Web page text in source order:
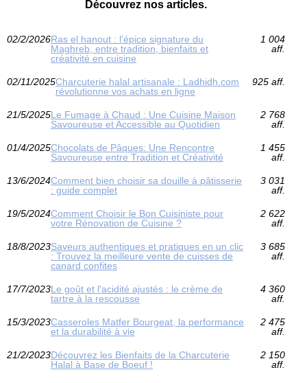
Découvrez nos articles.
02/2/2026Ras el hanout : l’épice signature du
Maghreb, entre tradition, bienfaits et
créativité en cuisine
1 004
aff.
02/11/2025Charcuterie halal artisanale : Ladhidh.com
révolutionne vos achats en ligne
925 aff.
21/5/2025Le Fumage à Chaud : Une Cuisine Maison
Savoureuse et Accessible au Quotidien
2 768
aff.
01/4/2025Chocolats de Pâques: Une Rencontre
Savoureuse entre Tradition et Créativité
1 455
aff.
13/6/2024Comment bien choisir sa douille à pâtisserie
: guide complet
3 031
aff.
19/5/2024Comment Choisir le Bon Cuisiniste pour
votre Rénovation de Cuisine ?
2 622
aff.
18/8/2023Saveurs authentiques et pratiques en un clic
: Trouvez la meilleure vente de cuisses de
canard confites
3 685
aff.
17/7/2023Le goût et l'acidité ajustés : le crème de
tartre à la rescousse
4 360
aff.
15/3/2023Casseroles Matfer Bourgeat, la performance
et la durabilité à vie
2 475
aff.
21/2/2023Découvrez les Bienfaits de la Charcuterie
Halal à Base de Boeuf !
2 150
aff.